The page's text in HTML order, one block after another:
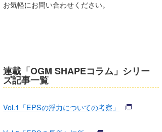
お気軽にお問い合わせください。
連載「OGM SHAPEコラム」シリー
ズ記事一覧
Vol.1「EPSの浮力についての考察」